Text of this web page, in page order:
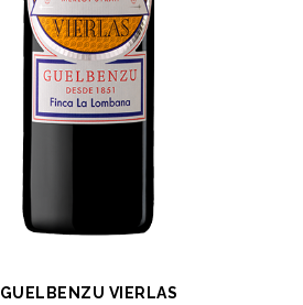
GUELBENZU VIERLAS